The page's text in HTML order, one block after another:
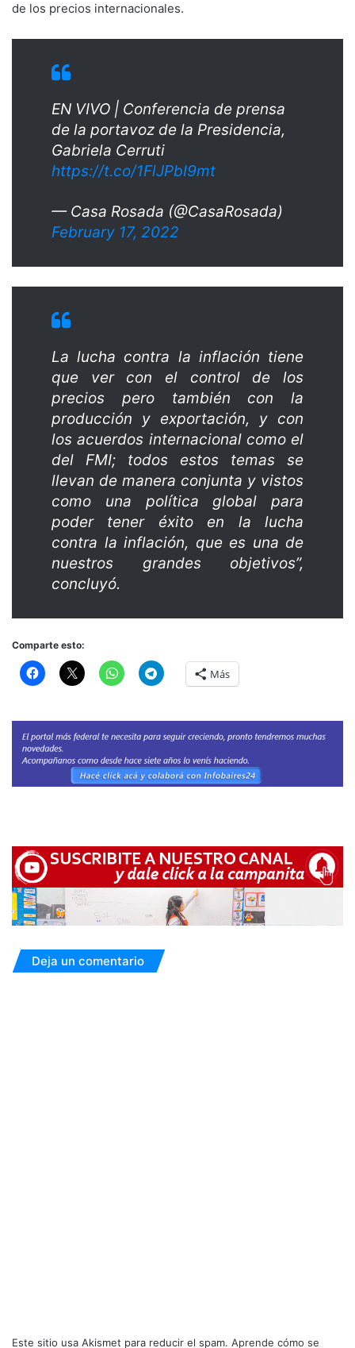
de los precios internacionales.
EN VIVO | Conferencia de prensa
de la portavoz de la Presidencia,
Gabriela Cerruti
https://t.co/1FlJPbI9mt
— Casa Rosada (@CasaRosada)
February 17, 2022
La lucha contra la inflación tiene
que ver con el control de los
precios pero también con la
producción y exportación, y con
los acuerdos internacional como el
del FMI; todos estos temas se
llevan de manera conjunta y vistos
como una política global para
poder tener éxito en la lucha
contra la inflación, que es una de
nuestros grandes objetivos”,
concluyó.
Comparte esto:
Más
Deja un comentario
Este sitio usa Akismet para reducir el spam. Aprende cómo se